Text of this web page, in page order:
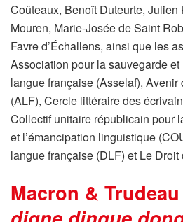
Coûteaux, Benoît Duteurte,
Mouren, Marie-Josée de Saint
Favre d’Échallens, ainsi que les
Association pour la sauvegarde et
langue française (Asselaf),
(ALF), Cercle littéraire des
Collectif unitaire républicain pour
et l’émancipation linguistique
langue française (DLF) et Le
Macron &